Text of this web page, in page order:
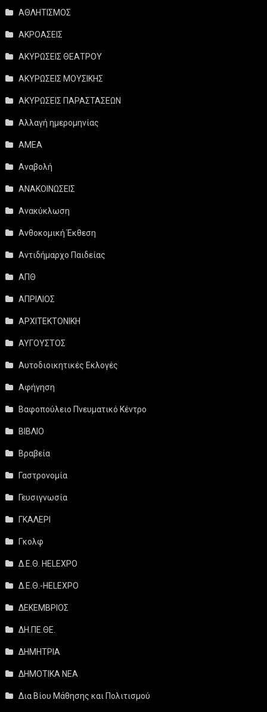
ΑΘΛΗΤΙΣΜΟΣ
ΑΚΡΟΑΣΕΙΣ
ΑΚΥΡΩΣΕΙΣ ΘΕΑΤΡΟΥ
ΑΚΥΡΩΣΕΙΣ ΜΟΥΣΙΚΗΣ
ΑΚΥΡΩΣΕΙΣ ΠΑΡΑΣΤΑΣΕΩΝ
Αλλαγή ημερομηνίας
ΑΜΕΑ
Αναβολή
ΑΝΑΚΟΙΝΩΣΕΙΣ
Ανακύκλωση
Ανθοκομική Έκθεση
Αντιδήμαρχο Παιδείας
ΑΠΘ
ΑΠΡΙΛΙΟΣ
ΑΡΧΙΤΕΚΤΟΝΙΚΗ
ΑΥΓΟΥΣΤΟΣ
Αυτοδιοικητικές Εκλογές
Αφήγηση
Βαφοπούλειο Πνευματικό Κέντρο
ΒΙΒΛΙΟ
Βραβεία
Γαστρονομία
Γευσιγνωσία
ΓΚΑΛΕΡΙ
Γκολφ
Δ.Ε.Θ. HELEXPO
Δ.Ε.Θ.-HELEXPO
ΔΕΚΕΜΒΡΙΟΣ
ΔΗ.ΠΕ.ΘΕ.
ΔΗΜΗΤΡΙΑ
ΔΗΜΟΤΙΚΑ ΝΕΑ
Δια Βίου Μάθησης και Πολιτισμού